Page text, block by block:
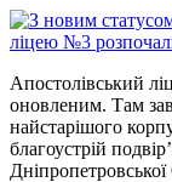
Апостолівський
оновленим. Там
найстарішого
благоустрій